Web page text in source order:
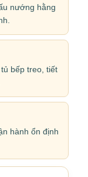
nướng hằng
bếp treo, tiết
hành ổn định